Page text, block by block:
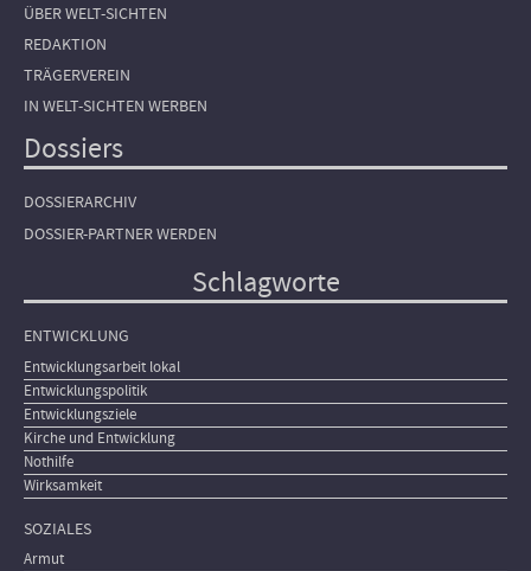
ÜBER WELT-SICHTEN
REDAKTION
TRÄGERVEREIN
IN WELT-SICHTEN WERBEN
Dossiers
DOSSIERARCHIV
DOSSIER-PARTNER WERDEN
Schlagworte
ENTWICKLUNG
Entwicklungsarbeit lokal
Entwicklungspolitik
Entwicklungsziele
Kirche und Entwicklung
Nothilfe
Wirksamkeit
SOZIALES
Armut